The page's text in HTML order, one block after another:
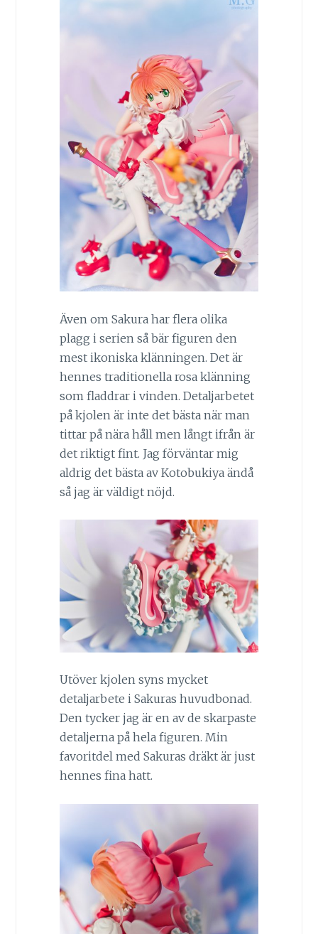
Även om Sakura har flera olika
plagg i serien så bär figuren den
mest ikoniska klänningen. Det är
hennes traditionella rosa klänning
som fladdrar i vinden. Detaljarbetet
på kjolen är inte det bästa när man
tittar på nära håll men långt ifrån är
det riktigt fint. Jag förväntar mig
aldrig det bästa av Kotobukiya ändå
så jag är väldigt nöjd.
Utöver kjolen syns mycket
detaljarbete i Sakuras huvudbonad.
Den tycker jag är en av de skarpaste
detaljerna på hela figuren. Min
favoritdel med Sakuras dräkt är just
hennes fina hatt.